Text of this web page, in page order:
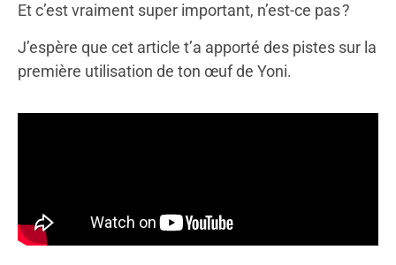
Et c’est vraiment super important, n’est-ce pas ?
J’espère que cet article t’a apporté des pistes sur la
première utilisation de ton œuf de Yoni.